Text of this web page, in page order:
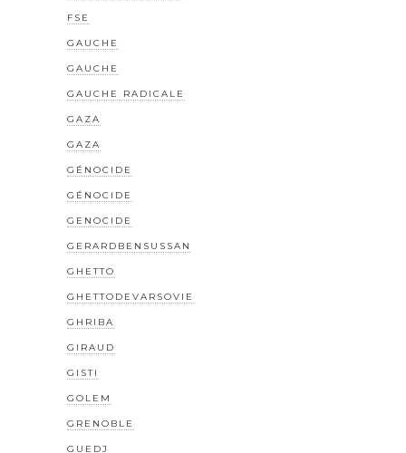
FSE
GAUCHE
GAUCHE
GAUCHE RADICALE
GAZA
GAZA
GÉNOCIDE
GÉNOCIDE
GENOCIDE
GERARDBENSUSSAN
GHETTO
GHETTODEVARSOVIE
GHRIBA
GIRAUD
GISTI
GOLEM
GRENOBLE
GUEDJ